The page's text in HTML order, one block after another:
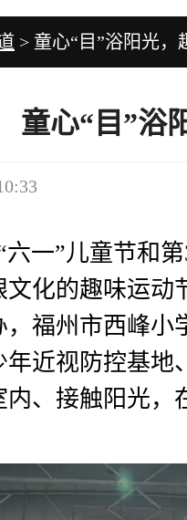
> 童心“目”浴阳光，
童心“目”浴
六一”儿童节和
化的趣味运
福州市西峰
年近视防控基
内、接触阳光